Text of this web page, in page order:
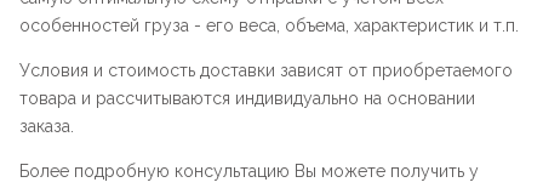
особенностей груза - его веса, объема, характеристик и т.п.
Условия и стоимость доставки зависят от приобретаемого
товара и рассчитываются индивидуально на основании
заказа.
Более подробную консультацию Вы можете получить у